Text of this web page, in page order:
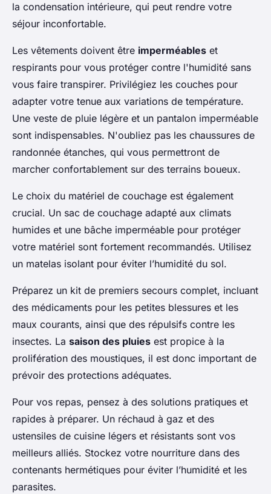
la condensation intérieure, qui peut rendre votre
séjour inconfortable.
Les vêtements doivent être imperméables et
respirants pour vous protéger contre l'humidité sans
vous faire transpirer. Privilégiez les couches pour
adapter votre tenue aux variations de température.
Une veste de pluie légère et un pantalon imperméable
sont indispensables. N'oubliez pas les chaussures de
randonnée étanches, qui vous permettront de
marcher confortablement sur des terrains boueux.
Le choix du matériel de couchage est également
crucial. Un sac de couchage adapté aux climats
humides et une bâche imperméable pour protéger
votre matériel sont fortement recommandés. Utilisez
un matelas isolant pour éviter l’humidité du sol.
Préparez un kit de premiers secours complet, incluant
des médicaments pour les petites blessures et les
maux courants, ainsi que des répulsifs contre les
insectes. La saison des pluies est propice à la
prolifération des moustiques, il est donc important de
prévoir des protections adéquates.
Pour vos repas, pensez à des solutions pratiques et
rapides à préparer. Un réchaud à gaz et des
ustensiles de cuisine légers et résistants sont vos
meilleurs alliés. Stockez votre nourriture dans des
contenants hermétiques pour éviter l’humidité et les
parasites.